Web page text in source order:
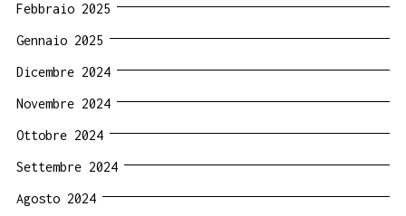
Febbraio 2025
Gennaio 2025
Dicembre 2024
Novembre 2024
Ottobre 2024
Settembre 2024
Agosto 2024